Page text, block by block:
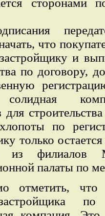
сторонами
что
застройщику и
по договору,
для
по
только
филиалов
палаты по
отметить,
застройщика